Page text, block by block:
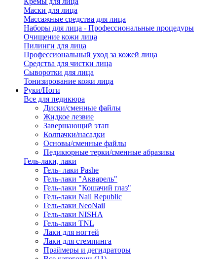
Маски для лица
Массажные средства для лица
Наборы для лица - Профессиональные процедуры
Очищение кожи лица
Пилинги для лица
Профессиональный уход за кожей лица
Средства для чистки лица
Сыворотки для лица
Тонизирование кожи лица
Руки/Ноги
Все для педикюра
Диски/сменные файлы
Жидкое лезвие
Завершающий этап
Колпачки/насадки
Основы/сменные файлы
Педикюрные терки/сменные абразивы
Гель-лаки, лаки
Гель- лаки Pashe
Гель-лаки "Акварель"
Гель-лаки "Кошачий глаз"
Гель-лаки Nail Republic
Гель-лаки NeoNail
Гель-лаки NISHA
Гель-лаки TNL
Лаки для ногтей
Лаки для стемпинга
Праймеры и дегидраторы